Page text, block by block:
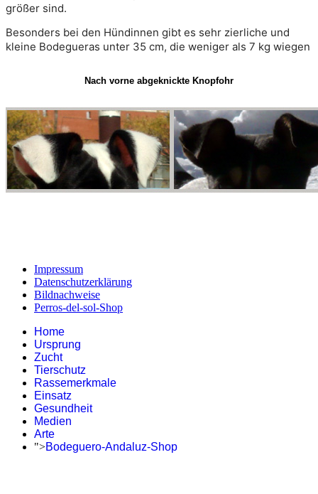
größer sind.
Besonders bei den Hündinnen gibt es sehr zierliche und
kleine Bodegueras unter 35 cm, die weniger als 7 kg wiegen
Nach vorne abgeknickte Knopfohr
Impressum
Datenschutzerklärung
Bildnachweise
Perros-del-sol-Shop
Home
Ursprung
Zucht
Tierschutz
Rassemerkmale
Einsatz
Gesundheit
Medien
Arte
">Bodeguero-Andaluz-Shop